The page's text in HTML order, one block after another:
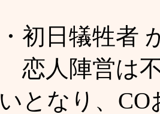
・初日犠牲者
恋人陣営は
いとなり、